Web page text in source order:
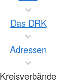
Das DRK
Adressen
Kreisverbände